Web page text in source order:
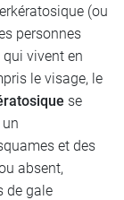
(ou
personnes
vivent en
le visage, le
se
et des
absent,
de gale